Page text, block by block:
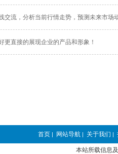
交流，分析当前行情走势，预测未来市场
更直接的展现企业的产品和形象！
首页 | 网站导航 | 关于我们 |
本站所载信息